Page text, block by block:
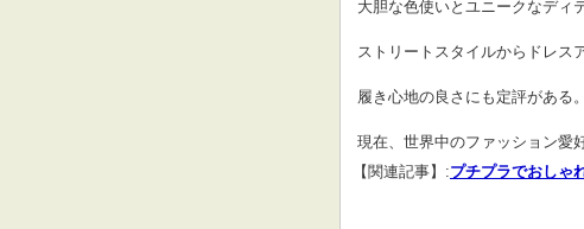
大胆な色使いとユニークなディ
ストリートスタイルからドレス
履き心地の良さにも定評がある。
現在、世界中のファッション愛
【関連記事】:プチプラでおしゃ